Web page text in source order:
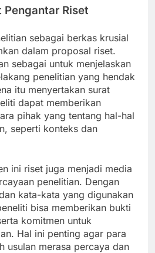
Pengantar Riset
sebagai berkas krusial
dalam proposal riset.
sebagai untuk menjelaskan
penelitian yang hendak
itu menyertakan surat
dapat memberikan
pihak yang tentang hal-hal
seperti konteks dan
ini riset juga menjadi media
penelitian. Dengan
kata-kata yang digunakan
bisa memberikan bukti
komitmen untuk
Hal ini penting agar para
usulan merasa percaya dan